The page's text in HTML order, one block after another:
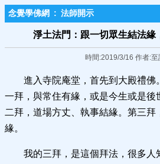
念覺學佛網 : 法師開示
淨土法門：跟一切眾生結法緣
時間:2019/3/16 作者:至
進入寺院庵堂，首先到大殿禮佛
一拜，與常住有緣，或是今生或是後
二拜，道場方丈、執事結緣。第三拜
緣。
我的三拜，是這個拜法，很多人